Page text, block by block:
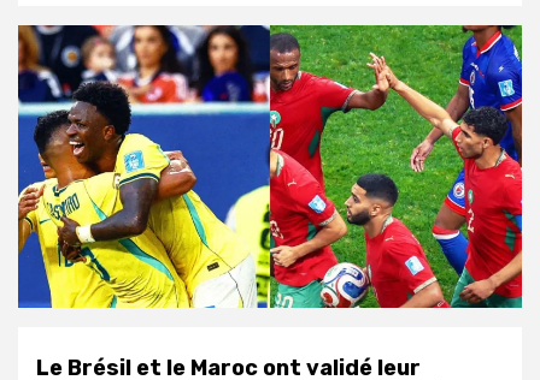
Le Brésil et le Maroc ont validé leur